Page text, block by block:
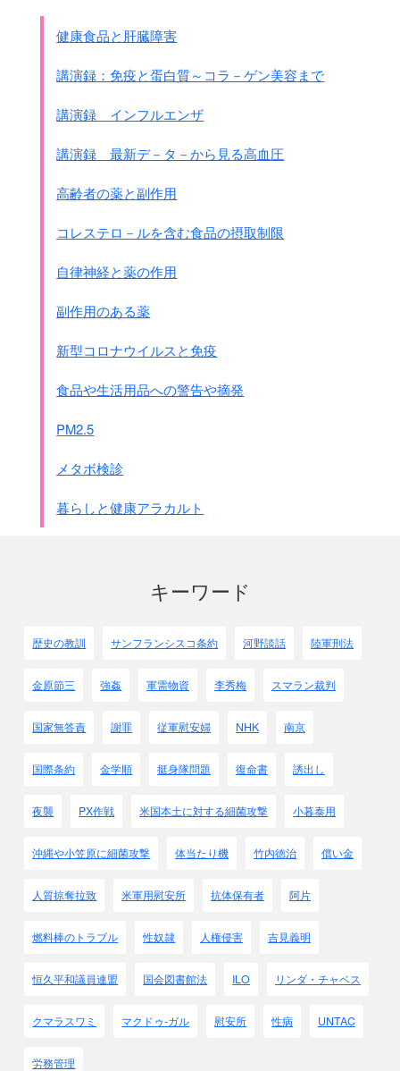
健康食品と肝臓障害
講演録：免疫と蛋白質～コラ－ゲン美容まで
講演録 インフルエンザ
講演録 最新デ－タ－から見る高血圧
高齢者の薬と副作用
コレステロ－ルを含む食品の摂取制限
自律神経と薬の作用
副作用のある薬
新型コロナウイルスと免疫
食品や生活用品への警告や摘発
PM2.5
メタボ検診
暮らしと健康アラカルト
キーワード
歴史の教訓 サンフランシスコ条約 河野談話 陸軍刑法
金原節三 強姦 軍需物資 李秀梅 スマラン裁判
国家無答責 謝罪 従軍慰安婦 NHK 南京
国際条約 金学順 挺身隊問題 復命書 誘出し
夜襲 PX作戦 米国本土に対する細菌攻撃 小暮泰用
沖縄や小笠原に細菌攻撃 体当たり機 竹内徳治 償い金
人質掠奪拉致 米軍用慰安所 抗体保有者 阿片
燃料棒のトラブル 性奴隷 人権侵害 吉見義明
恒久平和議員連盟 国会図書館法 ILO リンダ・チャベス
クマラスワミ マクドゥ-ガル 慰安所 性病 UNTAC
労務管理